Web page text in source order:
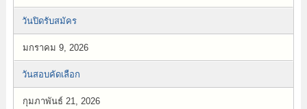
วันปิดรับสมัคร
มกราคม 9, 2026
วันสอบคัดเลือก
กุมภาพันธ์ 21, 2026